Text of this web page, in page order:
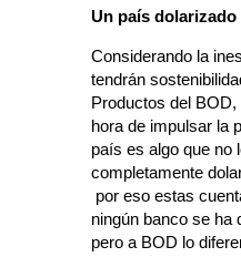
Un país dolarizado
Considerando la
tendrán
Productos del
hora de impulsar la
país es algo que no
completamente
por eso estas
ningún banco se ha
pero a BOD lo